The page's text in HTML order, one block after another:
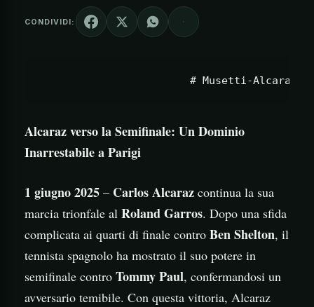
CONDIVIDI:
Alcaraz verso la Semifinale: Un Dominio
Inarrestabile a Parigi
1 giugno 2025 – Carlos Alcaraz continua la sua
marcia trionfale al Roland Garros. Dopo una sfida
complicata ai quarti di finale contro Ben Shelton, il
tennista spagnolo ha mostrato il suo potere in
semifinale contro Tommy Paul, confermandosi un
avversario temibile. Con questa vittoria, Alcaraz